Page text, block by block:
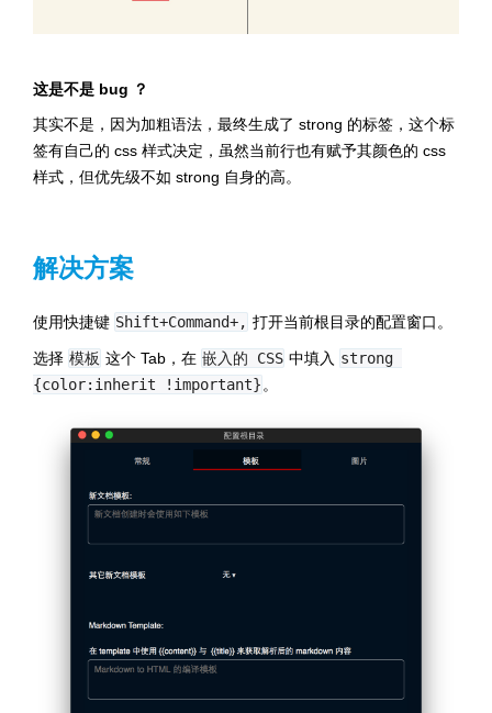
这是不是 bug ？
其实不是，因为加粗语法，最终生成了 strong 的标签，这个标
签有自己的 css 样式决定，虽然当前行也有赋予其颜色的 css
样式，但优先级不如 strong 自身的高。
解决方案
使用快捷键 Shift+Command+, 打开当前根目录的配置窗口。
选择 模板 这个 Tab，在 嵌入的 CSS 中填入 strong
{color:inherit !important} 。